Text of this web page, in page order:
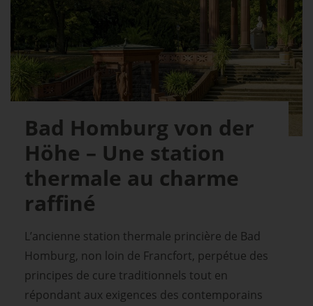
Bad Homburg von der
Höhe – Une station
thermale au charme
raffiné
L’ancienne station thermale princière de Bad
Homburg, non loin de Francfort, perpétue des
principes de cure traditionnels tout en
répondant aux exigences des contemporains